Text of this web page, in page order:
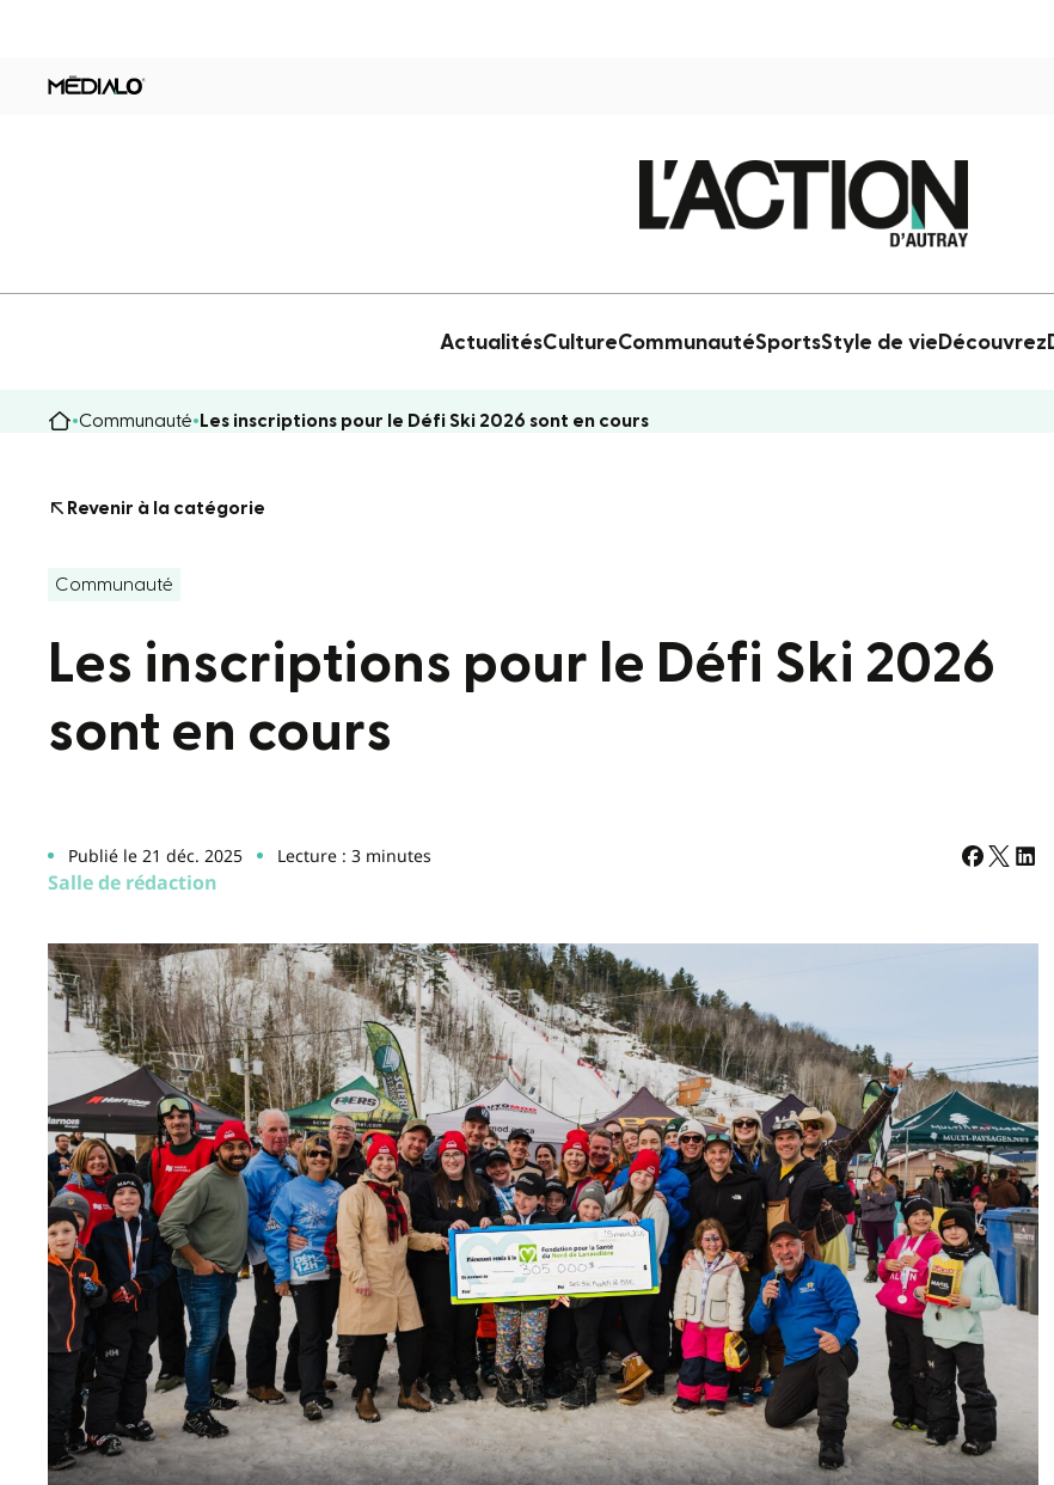
ActualitésCultureCommunautéSportsStyle de vie Découvrez
Communauté Les inscriptions pour le Défi Ski 2026 sont en cours
Revenir à la catégorie
Communauté
Les inscriptions pour le Défi Ski 2026
sont en cours
Publié le 21 déc. 2025 Lecture : 3 minutes
Salle de rédaction